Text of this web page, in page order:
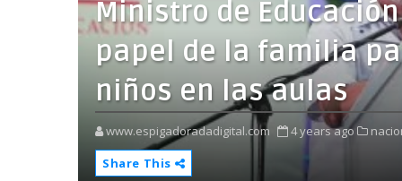
Ministro de
papel de la familia
niños en las aulas
www.espigadoradadigital.com 4 years ago
Share This